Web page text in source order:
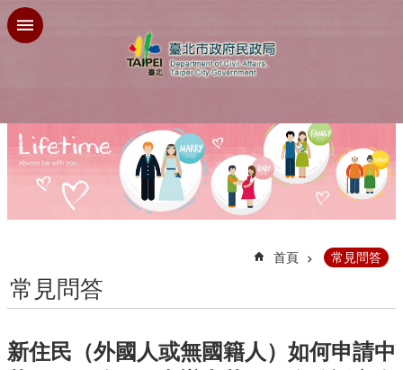
跳到主要內容區塊
首頁 常見問答
常見問答
新住民（外國人或無國籍人）如何申請中